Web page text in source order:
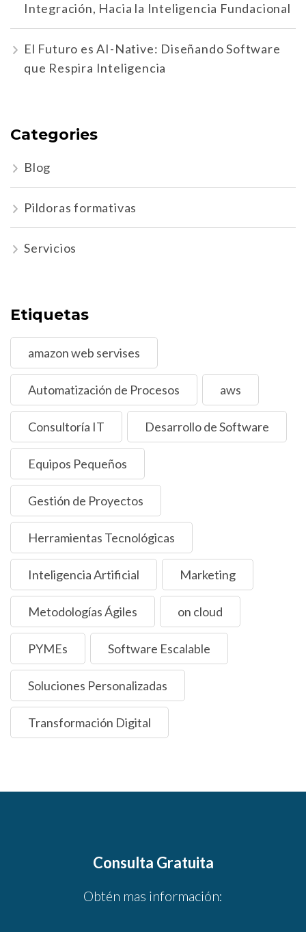
Integración, Hacia la Inteligencia Fundacional
El Futuro es AI-Native: Diseñando Software
que Respira Inteligencia
Categories
Blog
Pildoras formativas
Servicios
Etiquetas
amazon web servises
Automatización de Procesos aws
Consultoría IT Desarrollo de Software
Equipos Pequeños
Gestión de Proyectos
Herramientas Tecnológicas
Inteligencia Artificial Marketing
Metodologías Ágiles on cloud
PYMEs Software Escalable
Soluciones Personalizadas
Transformación Digital
Consulta Gratuita
Obtén mas información: